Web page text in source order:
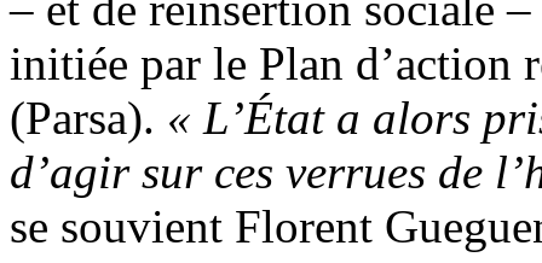
initiée par le Plan d’action
(Parsa). « L’État a alors
d’agir sur ces verrues de
se souvient Florent